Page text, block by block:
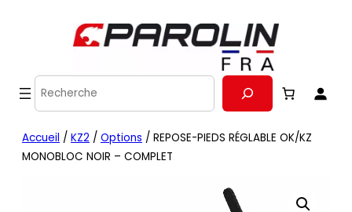
Recherche
Accueil / KZ2 / Options / REPOSE-PIEDS RÉGLABLE OK/KZ
MONOBLOC NOIR – COMPLET